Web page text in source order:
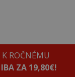
K ROČNÉMU
IBA ZA 19,80€!